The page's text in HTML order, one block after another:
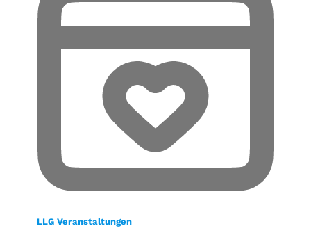
LLG Veranstaltungen